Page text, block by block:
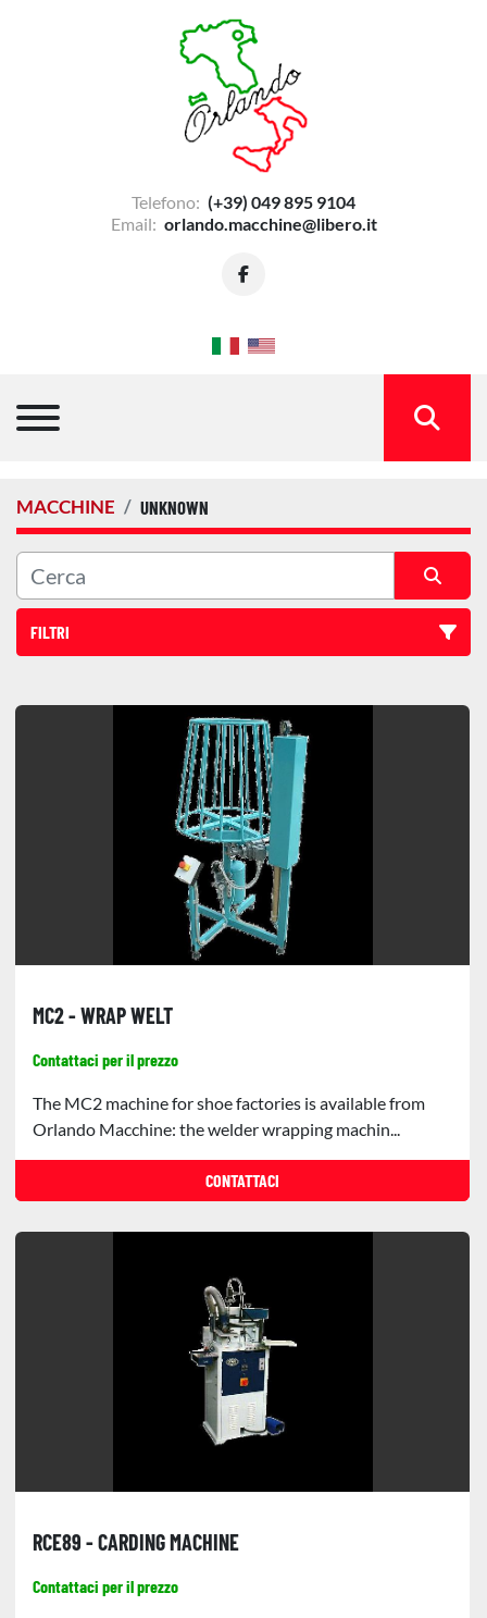
Telefono: (+39) 049 895 9104
Email: orlando.macchine@libero.it
facebook
CERCA
MACCHINE UNKNOWN
FILTRI
Ordina per
MC2 - WRAP WELT
Contattaci per il prezzo
The MC2 machine for shoe factories is available from
Orlando Macchine: the welder wrapping machin...
CONTATTACI
RCE89 - CARDING MACHINE
Contattaci per il prezzo